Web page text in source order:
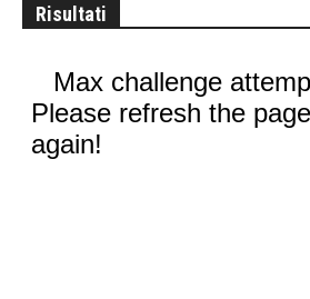
Risultati